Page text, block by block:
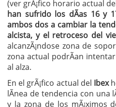
(ver grÃ¡fico horario actual
han sufrido los dÃ­as 16 y
ambos dos a cambiar la
alcista, y el retroceso del
alcanzÃ¡ndose zona de
zona actual podrÃ­an
al alza.
En el grÃ¡fico actual del Ibex
lÃ­nea de tendencia con una
y la zona de los mÃ¡ximos